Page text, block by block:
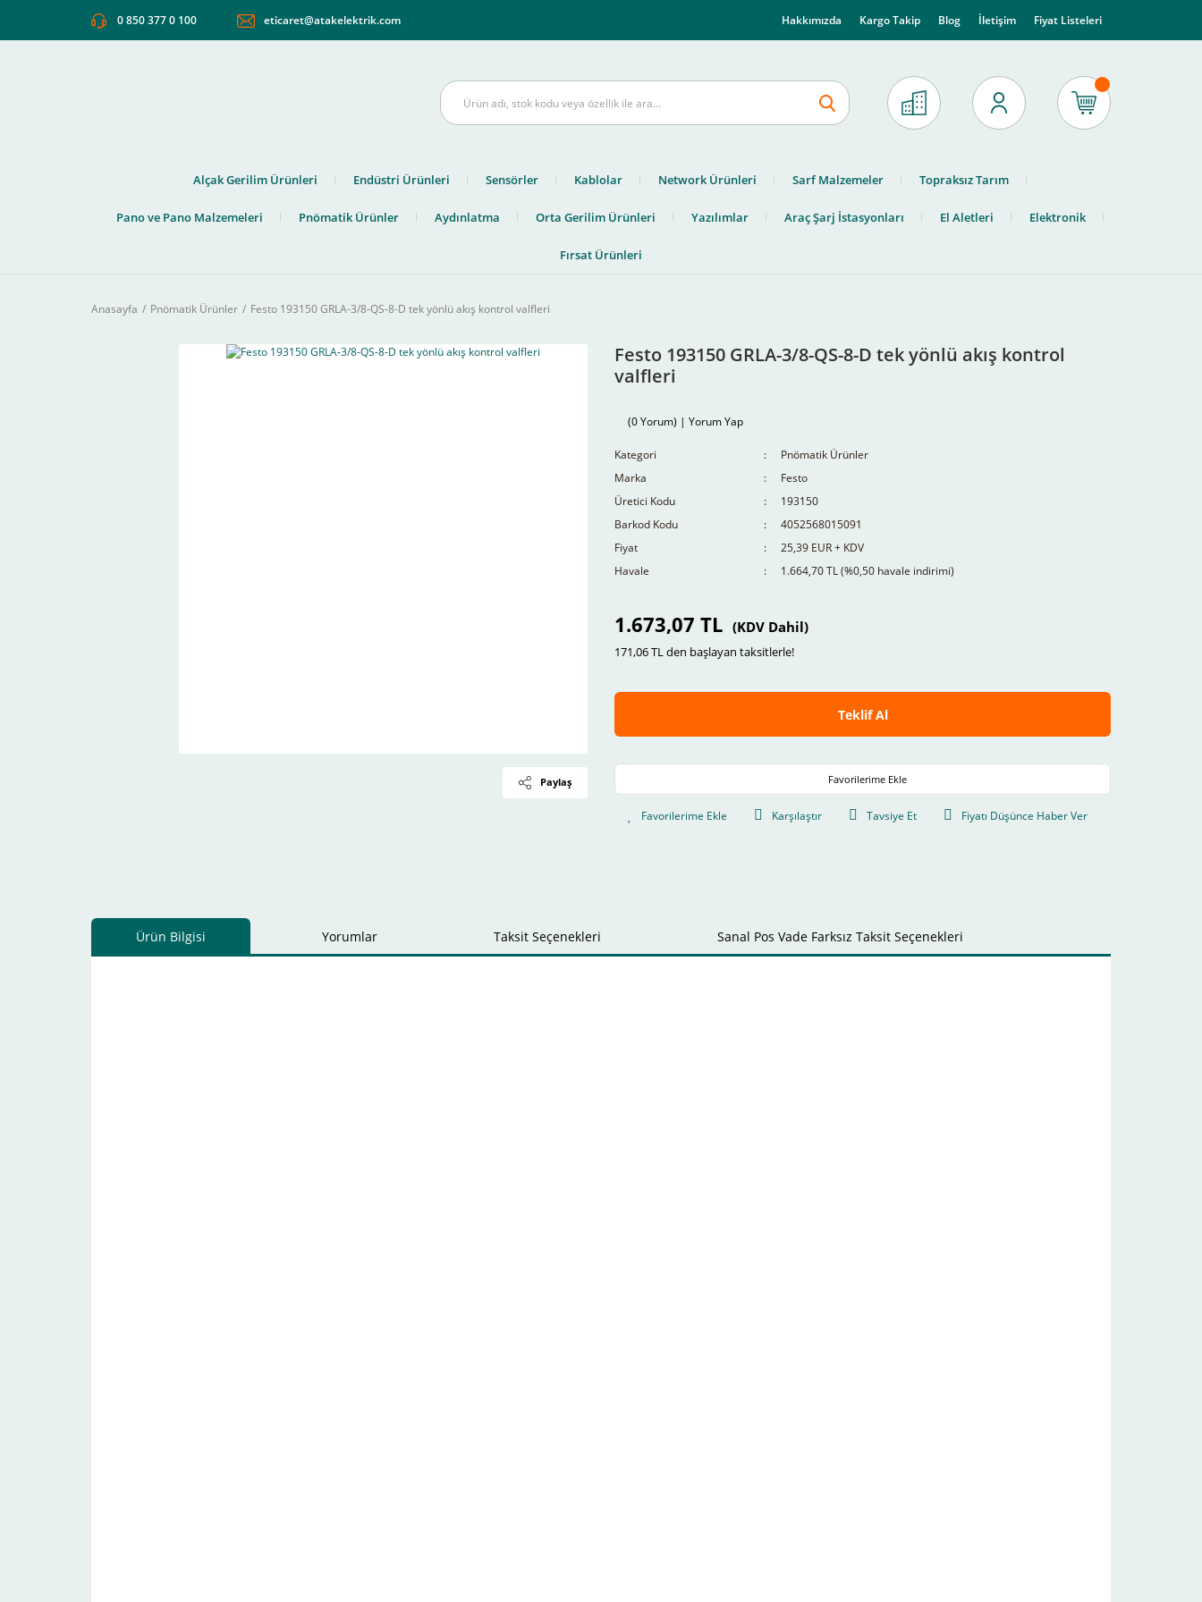
0 850 377 0 100 eticaret@atakelektrik.com Hakkımızda Kargo Takip Blog İletişim Fiyat Listeleri
Alçak Gerilim Ürünleri Endüstri Ürünleri Sensörler Kablolar Network Ürünleri Sarf Malzemeler Topraksız Tarım
Pano ve Pano Malzemeleri Pnömatik Ürünler Aydınlatma Orta Gerilim Ürünleri Yazılımlar Araç Şarj İstasyonları El Aletleri Elektronik
Fırsat Ürünleri
Anasayfa Pnömatik Ürünler Festo 193150 GRLA-3/8-QS-8-D tek yönlü akış kontrol valfleri
Paylaş
Festo 193150 GRLA-3/8-QS-8-D tek yönlü akış kontrol
valfleri
(0 Yorum) | Yorum Yap
Kategori
Pnömatik Ürünler
Marka
Festo
Üretici Kodu
193150
Barkod Kodu
4052568015091
Fiyat
25,39 EUR + KDV
Havale
1.664,70 TL (%0,50 havale indirimi)
1.673,07 TL (KDV Dahil)
171,06 TL den başlayan taksitlerle!
Teklif Al
Karşılaştır Tavsiye Et Fiyatı Düşünce Haber Ver
Ürün Bilgisi Yorumlar Taksit Seçenekleri Sanal Pos Vade Farksız Taksit Seçenekleri